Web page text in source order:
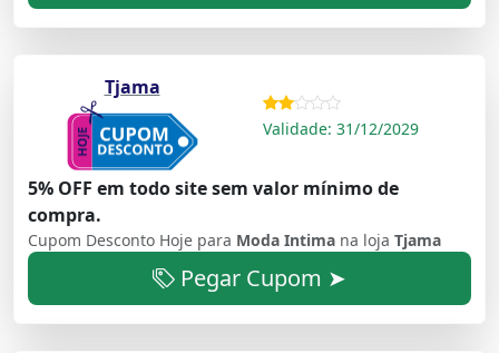
Tjama
Validade: 31/12/2029
5% OFF em todo site sem valor mínimo de
compra.
Cupom Desconto Hoje para Moda Intima na loja Tjama
Pegar Cupom ➤